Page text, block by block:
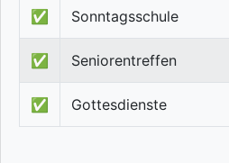
✅ Sonntagsschule
✅ Seniorentreffen
✅ Gottesdienste